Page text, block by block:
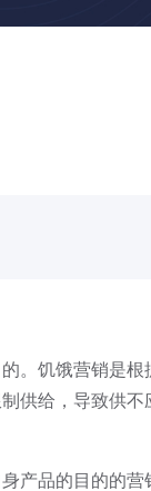
。饥饿营销是根
供给，导致供不
产品的目的的营